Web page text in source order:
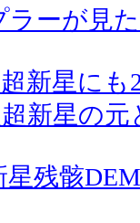
ラーが見
新星に
新星の
星残骸